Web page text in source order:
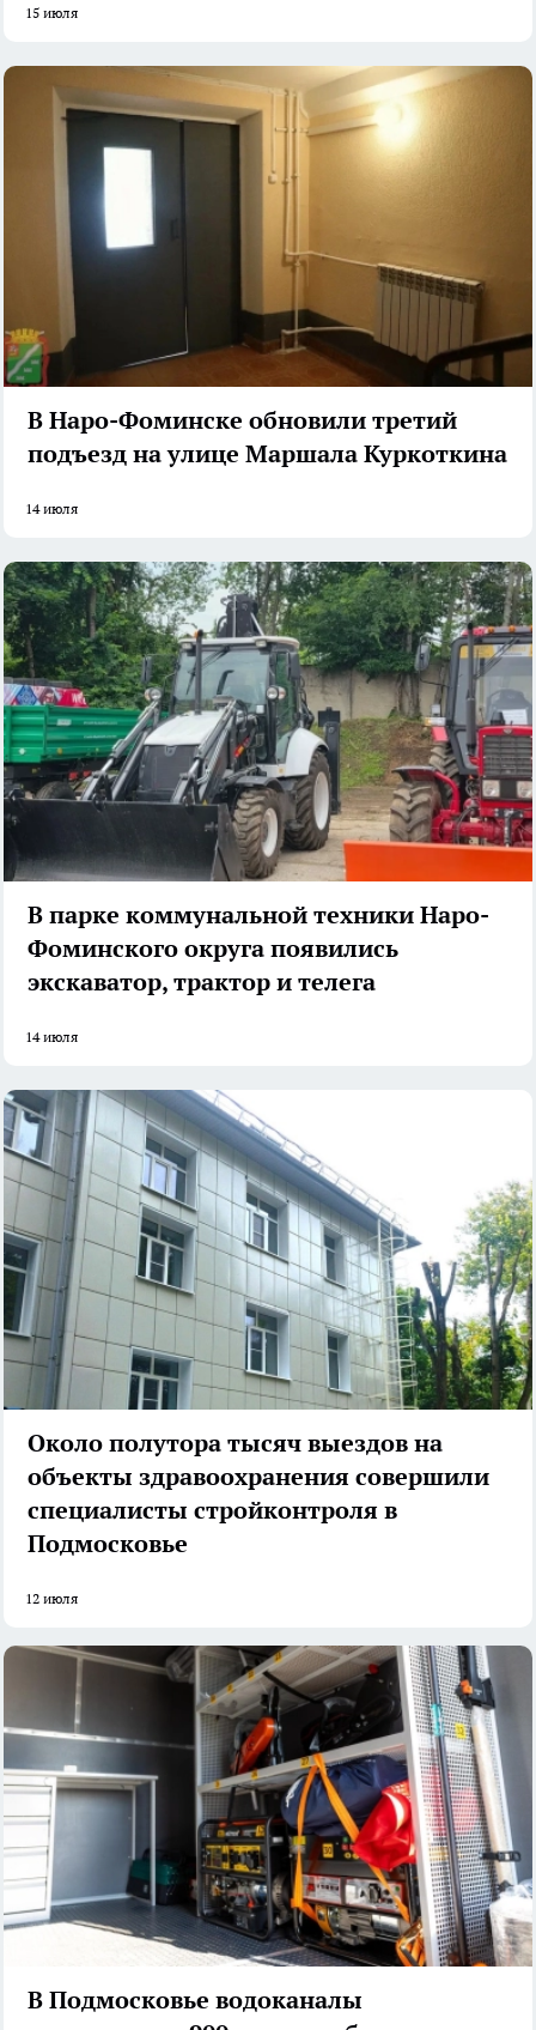
15 июля
В Наро-Фоминске обновили третий
подъезд на улице Маршала Куркоткина
14 июля
В парке коммунальной техники Наро-
Фоминского округа появились
экскаватор, трактор и телега
14 июля
Около полутора тысяч выездов на
объекты здравоохранения совершили
специалисты стройконтроля в
Подмосковье
12 июля
В Подмосковье водоканалы